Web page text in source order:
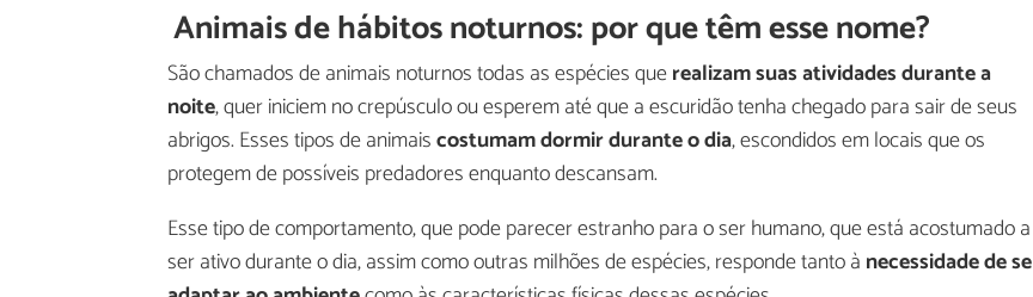
Animais de hábitos noturnos: por que têm esse nome?
São chamados de animais noturnos todas as espécies querealizam suas atividades durante a
noite, quer iniciem no crepúsculo ou esperem até que a escuridão tenha chegado para sair de seus
abrigos. Esses tipos de animaiscostumam dormir durante o dia, escondidos em locais que os
protegem de possíveis predadores enquanto descansam.
Esse tipo de comportamento, que pode parecer estranho para o ser humano, que está acostumado a
ser ativo durante o dia, assim como outras milhões de espécies, responde tanto à necessidade de se